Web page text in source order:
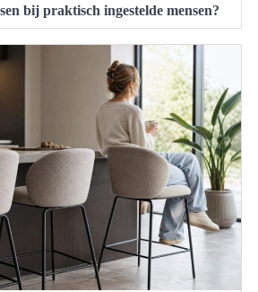
bij praktisch ingestelde mensen?